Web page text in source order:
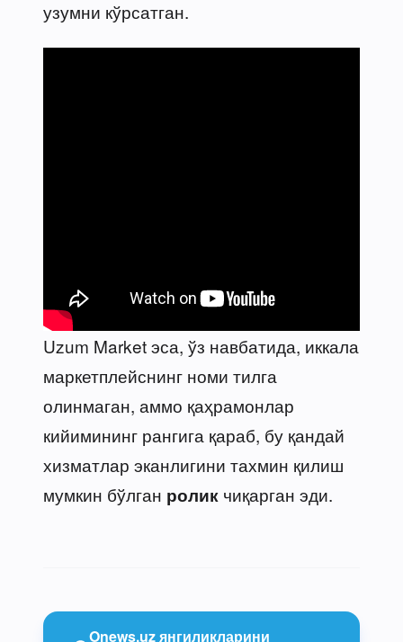
узумни кўрсатган.
Uzum Market эса, ўз навбатида, иккала
маркетплейснинг номи тилга
олинмаган, аммо қаҳрамонлар
кийимининг рангига қараб, бу қандай
хизматлар эканлигини тахмин қилиш
мумкин бўлган ролик чиқарган эди.
Onews.uz янгиликларини